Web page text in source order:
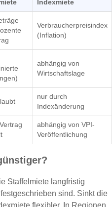
Indexmiete
Verbraucherpreisindex
(Inflation)
abhängig von
Wirtschaftslage
nur durch
Indexänderung
abhängig von VPI-
Veröffentlichung
Staffelmiete langfristig
sind. Sinkt die
flexibler. In Regionen